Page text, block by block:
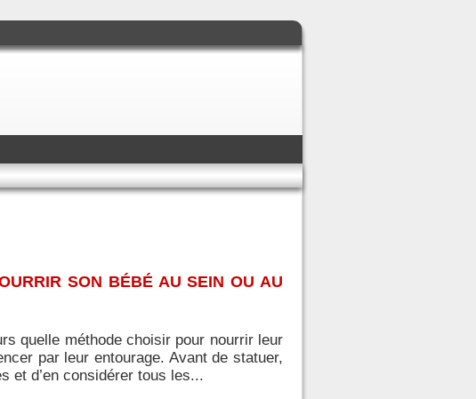
SON BÉBÉ AU SEIN OU AU
quelle méthode choisir pour nourrir leur
par leur entourage. Avant de statuer,
et d’en considérer tous les...